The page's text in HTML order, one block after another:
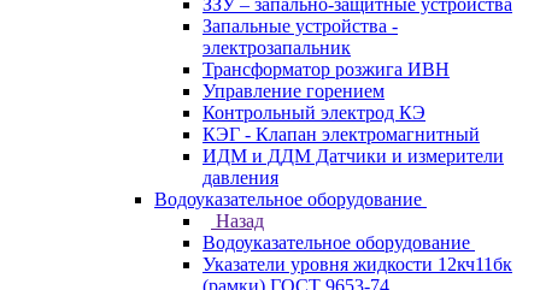
ЗЗУ – запально-защитные устройства
Запальные устройства -
электрозапальник
Трансформатор розжига ИВН
Управление горением
Контрольный электрод КЭ
КЭГ - Клапан электромагнитный
ИДМ и ДДМ Датчики и измерители
давления
Водоуказательное оборудование
Назад
Водоуказательное оборудование
Указатели уровня жидкости 12кч11бк
(рамки) ГОСТ 9653-74